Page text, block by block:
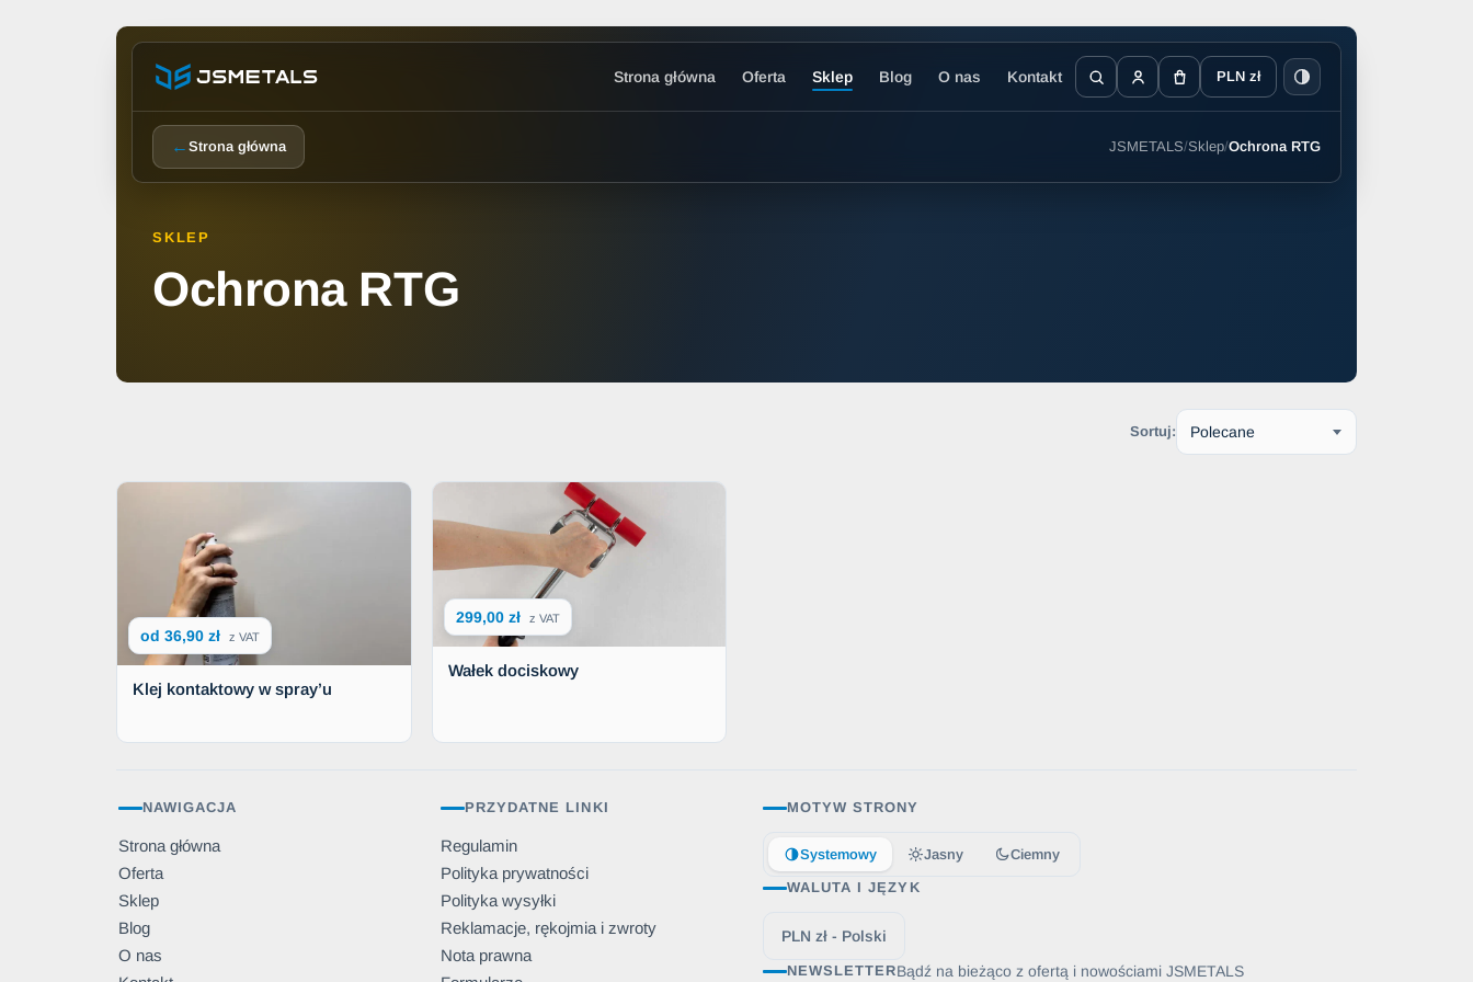
Strona główna Oferta Sklep Blog O nas Kontakt PLN zł
← Strona główna JSMETALS/Sklep/Ochrona RTG
SKLEP
Ochrona RTG
Sortuj:
od 36,90 zł z VAT
Klej kontaktowy w spray’u
299,00 zł z VAT
Wałek dociskowy
NAWIGACJA
Strona główna
Oferta
Sklep
Blog
O nas
PRZYDATNE LINKI
Regulamin
Polityka prywatności
Polityka wysyłki
Reklamacje, rękojmia i zwroty
Nota prawna
MOTYW STRONY
Systemowy Jasny
Ciemny
WALUTA I JĘZYK
PLN zł - Polski
NEWSLETTERBądź na bieżąco z ofertą i nowościami JSMETALS